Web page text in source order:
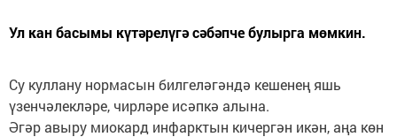
Ул кан басымы күтәрелүгә сәбәпче булырга мөмкин.
Су куллану нормасын билгеләгәндә кешенең яшь
үзенчәлекләре, чирләре исәпкә алына.
Әгәр авыру миокард инфарктын кичергән икән, аңа көн